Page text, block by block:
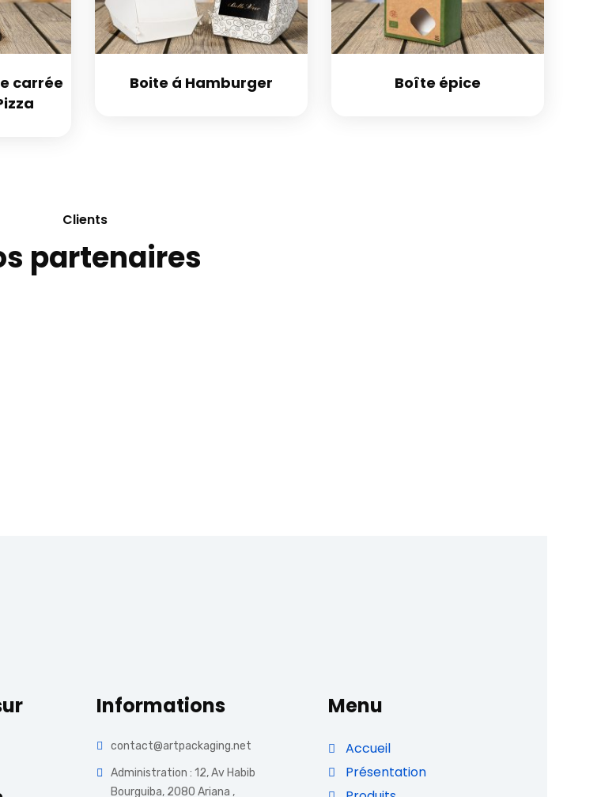
carrée
Boite á Hamburger Boîte épice
Clients
partenaires
Informations
contact@artpackaging.net
Administration : 12, Av Habib
Bourguiba, 2080 Ariana ,
Menu
Accueil
Présentation